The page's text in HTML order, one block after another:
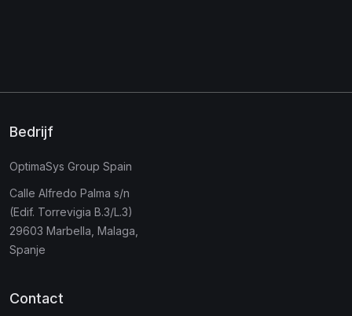
Bedrijf
OptimaSys Group Spain
Calle Alfredo Palma s/n
(Edif. Torrevigia B.3/L.3)
29603 Marbella, Malaga,
Spanje
Contact